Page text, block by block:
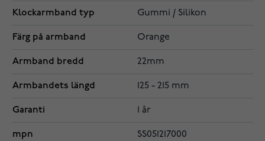
Klockarmband typ Gummi / Silikon
Färg på armband Orange
Armband bredd 22mm
Armbandets längd 125 - 215 mm
Garanti 1 år
mpn SS051217000